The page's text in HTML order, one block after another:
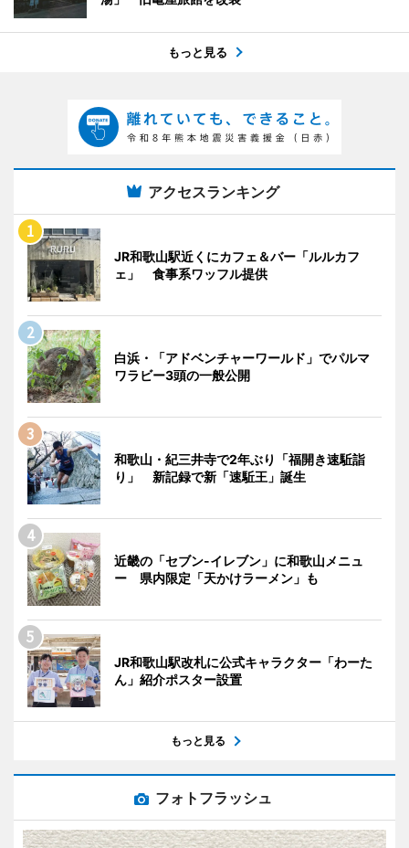
もっと見る
アクセスランキング
JR和歌山駅近くにカフェ＆バー「ルルカフ
ェ」 食事系ワッフル提供
白浜・「アドベンチャーワールド」でパルマ
ワラビー3頭の一般公開
和歌山・紀三井寺で2年ぶり「福開き速駈詣
り」 新記録で新「速駈王」誕生
近畿の「セブン-イレブン」に和歌山メニュ
ー 県内限定「天かけラーメン」も
JR和歌山駅改札に公式キャラクター「わーた
ん」紹介ポスター設置
もっと見る
フォトフラッシュ